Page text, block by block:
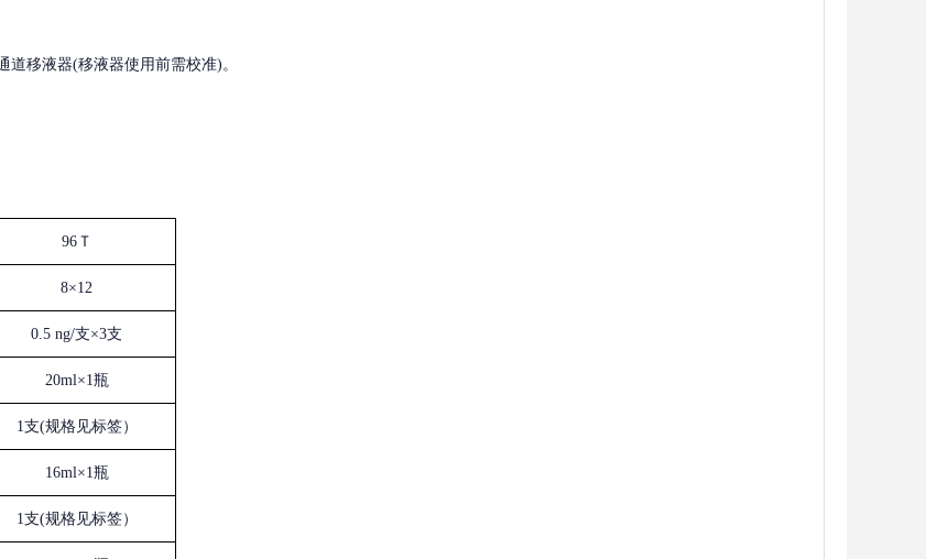
道移液器(移液器使用前需校准)。
96Ｔ
8×12
0.5 ng/支×3支
20ml×1瓶
1支(规格见标签）
16ml×1瓶
1支(规格见标签）